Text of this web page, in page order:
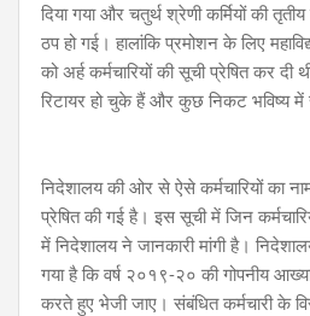
दिया गया और चतुर्थ श्रेणी कर्मियों की
ठप हो गई। हालांकि प्रमोशन के लिए
को अर्ह कर्मचारियों की सूची प्रेषित कर
रिटायर हो चुके हैं और कुछ निकट भविष्य में
निदेशालय की ओर से ऐसे कर्मचारियों का
प्रेषित की गई है। इस सूची में जिन
में निदेशालय ने जानकारी मांगी है।
गया है कि वर्ष २०१९-२० की गोपनीय आख्या
करते हुए भेजी जाए। संबंधित कर्मचारी के